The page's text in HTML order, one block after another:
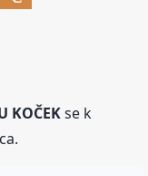
KOČEKse k